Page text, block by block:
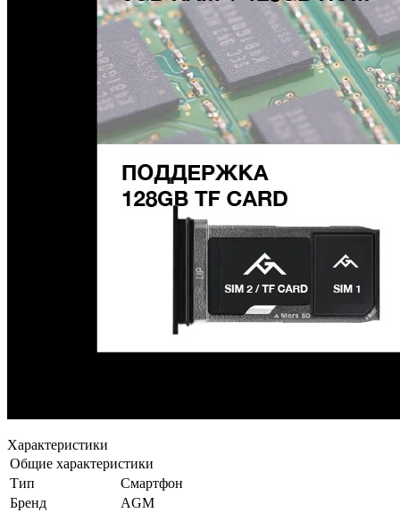
Характеристики
Общие характеристики
Тип
Смартфон
Бренд
AGM